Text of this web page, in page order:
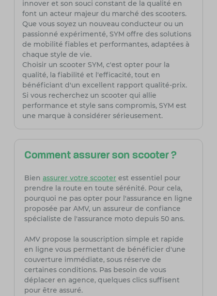
innover et son souci constant de la qualité en
font un acteur majeur du marché des scooters.
Que vous soyez un nouveau conducteur ou un
passionné expérimenté, SYM offre des solutions
de mobilité fiables et performantes, adaptées à
chaque style de vie.
Choisir un scooter SYM, c'est opter pour la
qualité, la fiabilité et l'efficacité, tout en
bénéficiant d'un excellent rapport qualité-prix.
Si vous recherchez un scooter qui allie
performance et style sans compromis, SYM est
une marque à considérer sérieusement.
Comment assurer son scooter ?
Bien assurer votre scooterest essentiel pour
prendre la route en toute sérénité. Pour cela,
pourquoi ne pas opter pour l'assurance en ligne
proposée par AMV, un assureur de confiance
spécialiste de l'assurance moto depuis 50 ans.
AMV propose la souscription simple et rapide
en ligne vous permettant de bénéficier d'une
couverture immédiate, sous réserve de
certaines conditions. Pas besoin de vous
déplacer en agence, quelques clics suffisent
pour être assuré.